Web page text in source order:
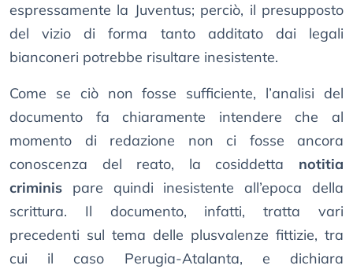
espressamente la Juventus; perciò, il presupposto
del vizio di forma tanto additato dai legali
bianconeri potrebbe risultare inesistente.
Come se ciò non fosse sufficiente, l’analisi del
documento fa chiaramente intendere che al
momento di redazione non ci fosse ancora
conoscenza del reato, la cosiddetta notitia
criminis pare quindi inesistente all’epoca della
scrittura. Il documento, infatti, tratta vari
precedenti sul tema delle plusvalenze fittizie, tra
cui il caso Perugia-Atalanta, e dichiara